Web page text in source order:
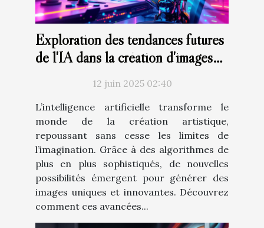
Exploration des tendances futures
de l'IA dans la création d'images
12 juin 2025 02:40
L’intelligence artificielle transforme le
monde de la création artistique,
repoussant sans cesse les limites de
l’imagination. Grâce à des algorithmes de
plus en plus sophistiqués, de nouvelles
possibilités émergent pour générer des
images uniques et innovantes. Découvrez
comment ces avancées...